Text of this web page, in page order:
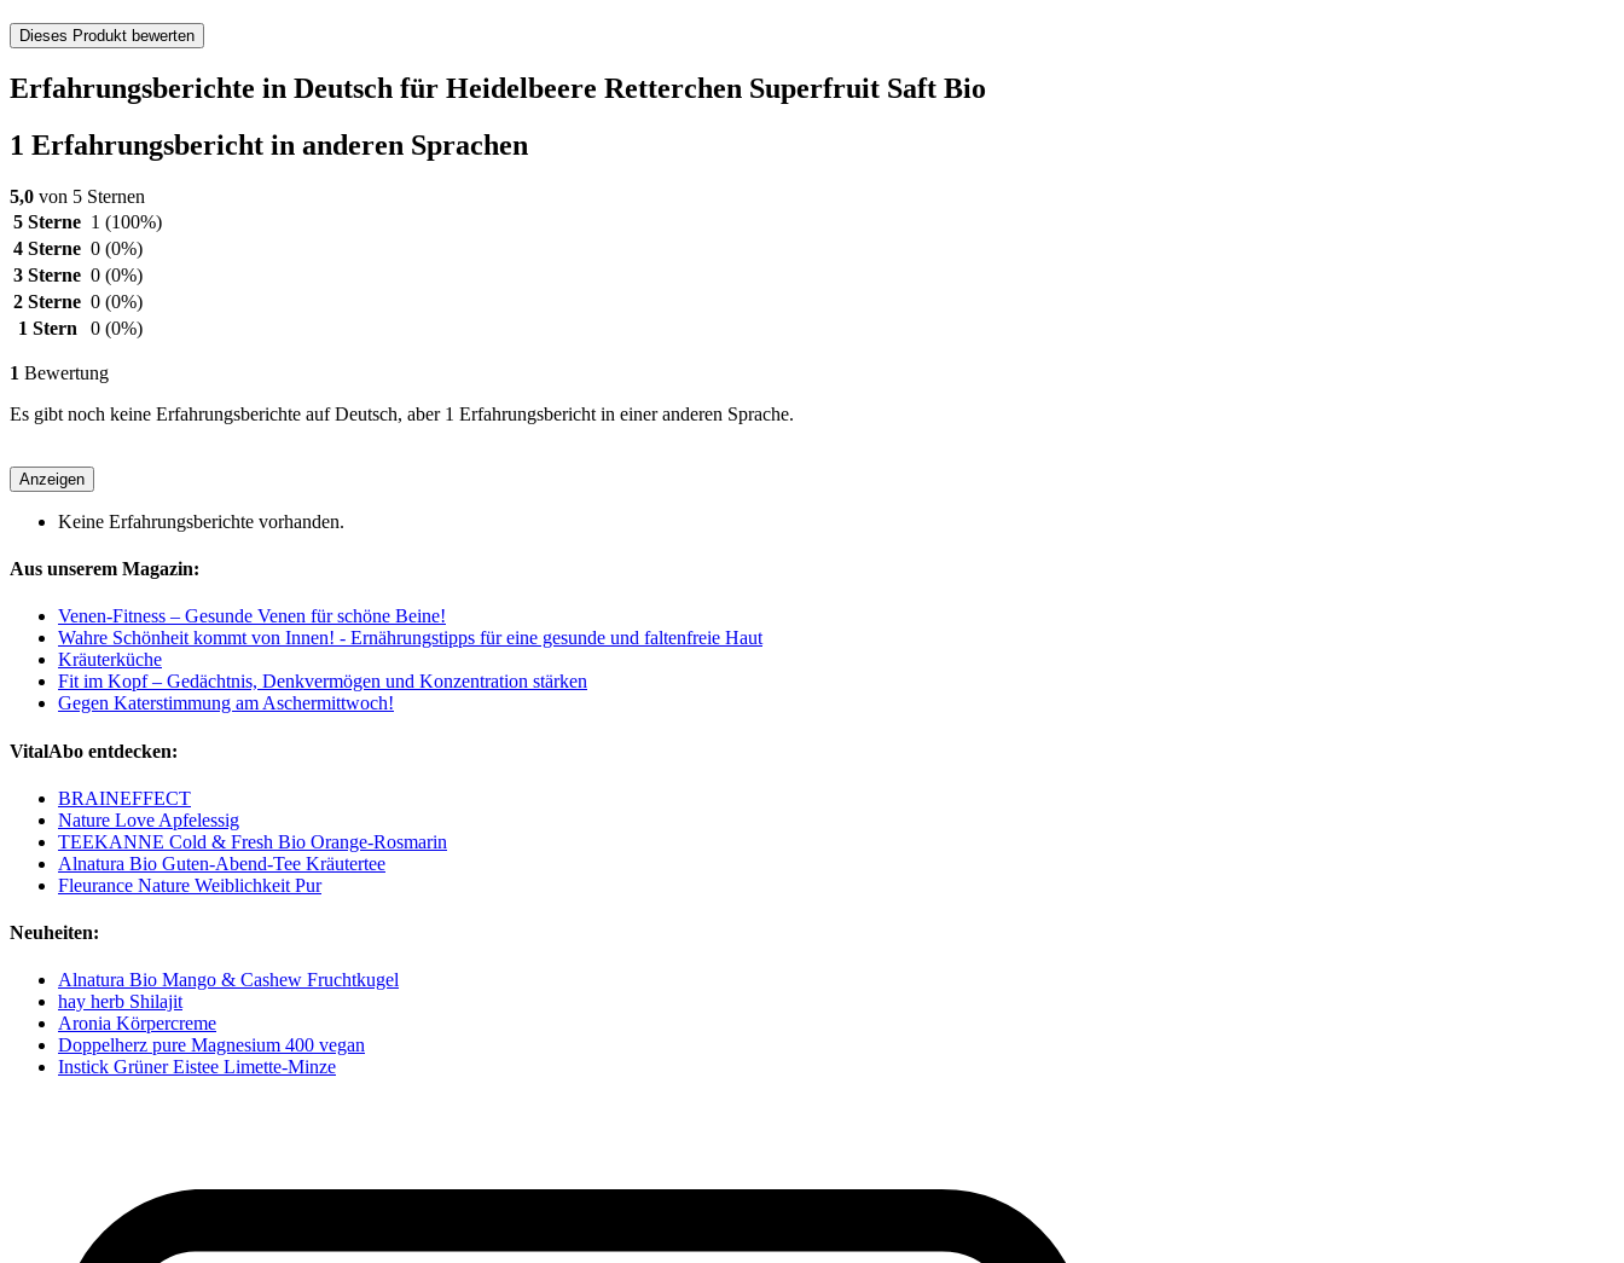
Dieses Produkt bewerten
Erfahrungsberichte in Deutsch für Heidelbeere Retterchen Superfruit Saft Bio
1 Erfahrungsbericht in anderen Sprachen
5,0 von 5 Sternen
5 Sterne 1 (100%)
4 Sterne 0 (0%)
3 Sterne 0 (0%)
2 Sterne 0 (0%)
1 Stern
0 (0%)
1 Bewertung
Es gibt noch keine Erfahrungsberichte auf Deutsch, aber 1 Erfahrungsbericht in einer anderen Sprache.
Anzeigen
Keine Erfahrungsberichte vorhanden.
Aus unserem Magazin:
Venen-Fitness – Gesunde Venen für schöne Beine!
Wahre Schönheit kommt von Innen! - Ernährungstipps für eine gesunde und faltenfreie Haut
Kräuterküche
Fit im Kopf – Gedächtnis, Denkvermögen und Konzentration stärken
Gegen Katerstimmung am Aschermittwoch!
VitalAbo entdecken:
BRAINEFFECT
Nature Love Apfelessig
TEEKANNE Cold & Fresh Bio Orange-Rosmarin
Alnatura Bio Guten-Abend-Tee Kräutertee
Fleurance Nature Weiblichkeit Pur
Neuheiten:
Alnatura Bio Mango & Cashew Fruchtkugel
hay herb Shilajit
Aronia Körpercreme
Doppelherz pure Magnesium 400 vegan
Instick Grüner Eistee Limette-Minze